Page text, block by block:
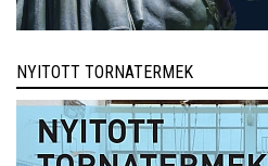
NYITOTT TORNATERMEK